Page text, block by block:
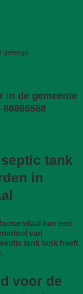
geleegd
in de gemeente
tank
in
kan een
van
tank tank heeft
voor de